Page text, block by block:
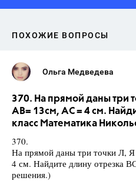
ПОХОЖИЕ ВОПРОСЫ
Ольга Медведева
370. На прямой даны три
АВ= 13см, АС = 4 см.
класс Математика
370.
На прямой даны три точки Л,
4 см. Найдите длину отрезка
решения.)